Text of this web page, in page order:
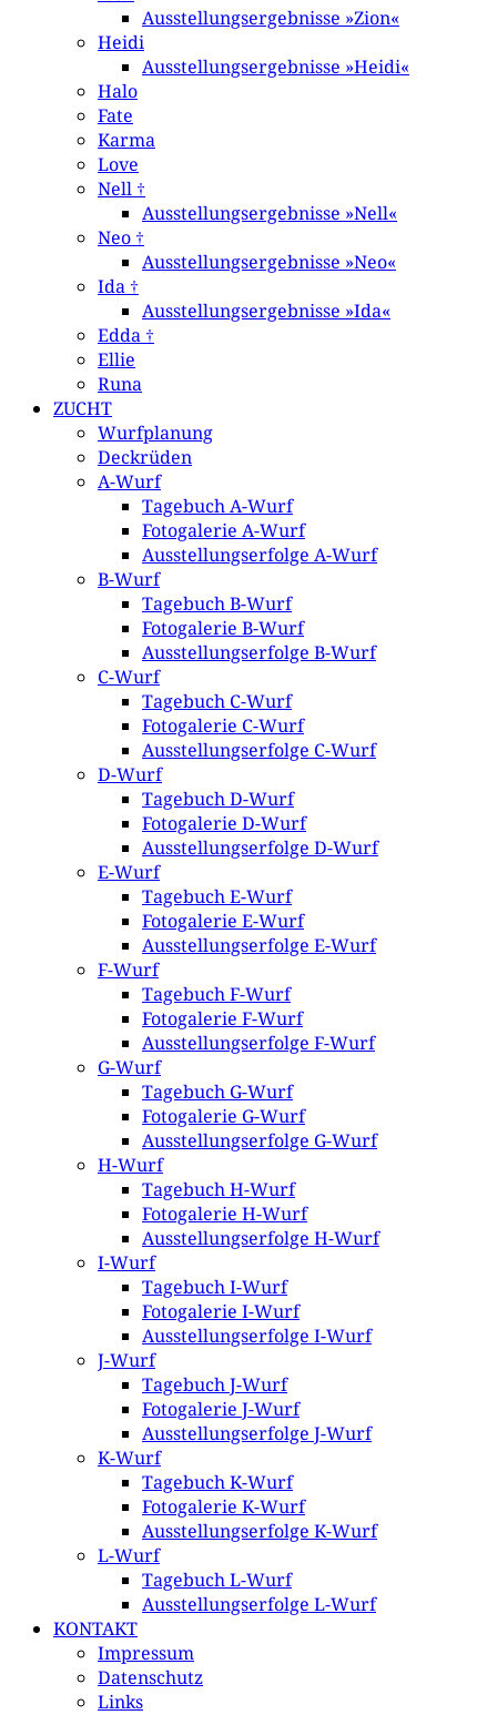
Ausstellungsergebnisse »Zion«
Heidi
Ausstellungsergebnisse »Heidi«
Halo
Fate
Karma
Love
Nell †
Ausstellungsergebnisse »Nell«
Neo †
Ausstellungsergebnisse »Neo«
Ida †
Ausstellungsergebnisse »Ida«
Edda †
Ellie
Runa
ZUCHT
Wurfplanung
Deckrüden
A-Wurf
Tagebuch A-Wurf
Fotogalerie A-Wurf
Ausstellungserfolge A-Wurf
B-Wurf
Tagebuch B-Wurf
Fotogalerie B-Wurf
Ausstellungserfolge B-Wurf
C-Wurf
Tagebuch C-Wurf
Fotogalerie C-Wurf
Ausstellungserfolge C-Wurf
D-Wurf
Tagebuch D-Wurf
Fotogalerie D-Wurf
Ausstellungserfolge D-Wurf
E-Wurf
Tagebuch E-Wurf
Fotogalerie E-Wurf
Ausstellungserfolge E-Wurf
F-Wurf
Tagebuch F-Wurf
Fotogalerie F-Wurf
Ausstellungserfolge F-Wurf
G-Wurf
Tagebuch G-Wurf
Fotogalerie G-Wurf
Ausstellungserfolge G-Wurf
H-Wurf
Tagebuch H-Wurf
Fotogalerie H-Wurf
Ausstellungserfolge H-Wurf
I-Wurf
Tagebuch I-Wurf
Fotogalerie I-Wurf
Ausstellungserfolge I-Wurf
J-Wurf
Tagebuch J-Wurf
Fotogalerie J-Wurf
Ausstellungserfolge J-Wurf
K-Wurf
Tagebuch K-Wurf
Fotogalerie K-Wurf
Ausstellungserfolge K-Wurf
L-Wurf
Tagebuch L-Wurf
Ausstellungserfolge L-Wurf
KONTAKT
Impressum
Datenschutz
Links